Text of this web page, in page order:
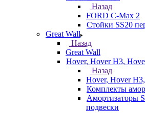
Назад
FORD C-Max 2
Стойки SS20
Great Wall
Назад
Great Wall
Hover, Hover H3,
Назад
Hover, Hover
Комплекты
Амортизаторы
подвески